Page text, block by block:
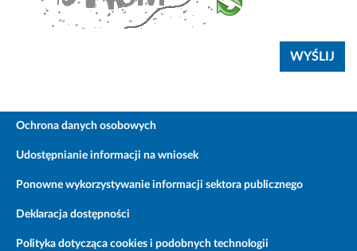
Ochrona danych osobowych
Udostępnianie informacji na wniosek
Ponowne wykorzystywanie informacji sektora publicznego
Deklaracja dostępności
Polityka dotycząca cookies i podobnych technologii